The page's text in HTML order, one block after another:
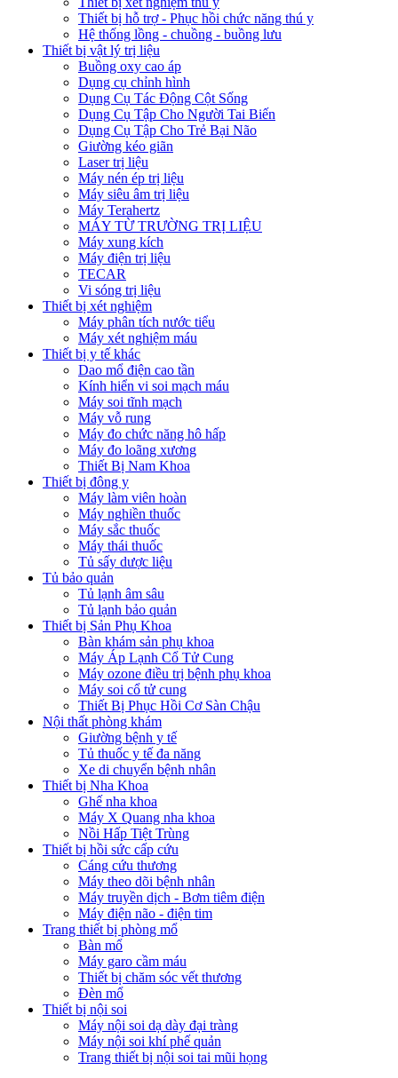
Thiết bị hỗ trợ - Phục hồi chức năng thú y
Hệ thống lồng - chuồng - buồng lưu
Thiết bị vật lý trị liệu
Buồng oxy cao áp
Dụng cụ chỉnh hình
Dụng Cụ Tác Động Cột Sống
Dụng Cụ Tập Cho Người Tai Biến
Dụng Cụ Tập Cho Trẻ Bại Não
Giường kéo giãn
Laser trị liệu
Máy nén ép trị liệu
Máy siêu âm trị liệu
Máy Terahertz
MÁY TỪ TRƯỜNG TRỊ LIỆU
Máy xung kích
Máy điện trị liệu
TECAR
Vi sóng trị liệu
Thiết bị xét nghiệm
Máy phân tích nước tiểu
Máy xét nghiệm máu
Thiết bị y tế khác
Dao mổ điện cao tần
Kính hiển vi soi mạch máu
Máy soi tĩnh mạch
Máy vỗ rung
Máy đo chức năng hô hấp
Máy đo loãng xương
Thiết Bị Nam Khoa
Thiết bị đông y
Máy làm viên hoàn
Máy nghiền thuốc
Máy sắc thuốc
Máy thái thuốc
Tủ sấy dược liệu
Tủ bảo quản
Tủ lạnh âm sâu
Tủ lạnh bảo quản
Thiết bị Sản Phụ Khoa
Bàn khám sản phụ khoa
Máy Áp Lạnh Cổ Tử Cung
Máy ozone điều trị bệnh phụ khoa
Máy soi cổ tử cung
Thiết Bị Phục Hồi Cơ Sàn Chậu
Nội thất phòng khám
Giường bệnh y tế
Tủ thuốc y tế đa năng
Xe di chuyển bệnh nhân
Thiết bị Nha Khoa
Ghế nha khoa
Máy X Quang nha khoa
Nồi Hấp Tiệt Trùng
Thiết bị hồi sức cấp cứu
Cáng cứu thương
Máy theo dõi bệnh nhân
Máy truyền dịch - Bơm tiêm điện
Máy điện não - điện tim
Trang thiết bị phòng mổ
Bàn mổ
Máy garo cầm máu
Thiết bị chăm sóc vết thương
Đèn mổ
Thiết bị nội soi
Máy nội soi dạ dày đại tràng
Máy nội soi khí phế quản
Trang thiết bị nội soi tai mũi họng